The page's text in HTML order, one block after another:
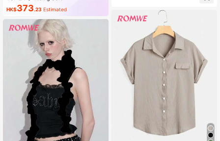
HK$373.23 Estimated